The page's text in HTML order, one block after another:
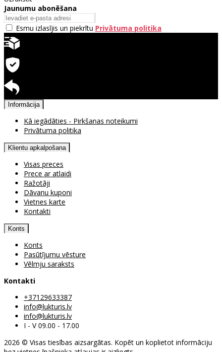
Jaunumu abonēšana
Esmu izlasījis un piekrītu Privātuma politika
Informācija
Kā iegādāties - Pirkšanas noteikumi
Privātuma politika
Klientu apkalpošana
Visas preces
Prece ar atlaidi
Ražotāji
Dāvanu kuponi
Vietnes karte
Kontakti
Konts
Konts
Pasūtījumu vēsture
Vēlmju saraksts
Kontakti
+37129633387
info@lukturis.lv
info@lukturis.lv
I - V 09.00 - 17.00
2026 © Visas tiesības aizsargātas. Kopēt un koplietot informāciju